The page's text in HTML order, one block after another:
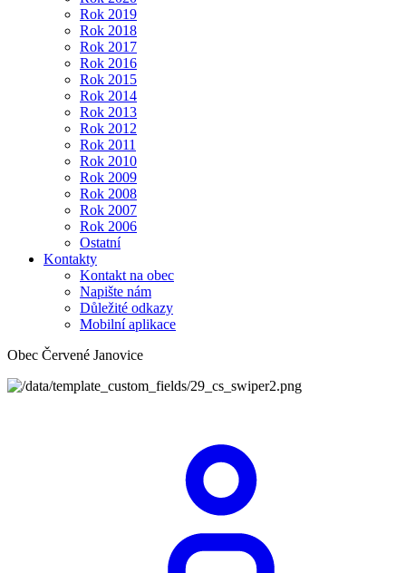
Rok 2019
Rok 2018
Rok 2017
Rok 2016
Rok 2015
Rok 2014
Rok 2013
Rok 2012
Rok 2011
Rok 2010
Rok 2009
Rok 2008
Rok 2007
Rok 2006
Ostatní
Kontakty
Kontakt na obec
Napište nám
Důležité odkazy
Mobilní aplikace
Obec Červené Janovice